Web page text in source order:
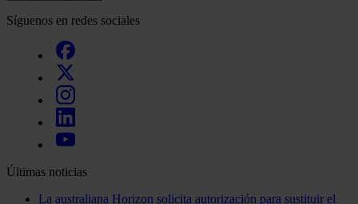
Síguenos en redes sociales
Últimas noticias
La australiana Horizon solicita autorización para sustituir el